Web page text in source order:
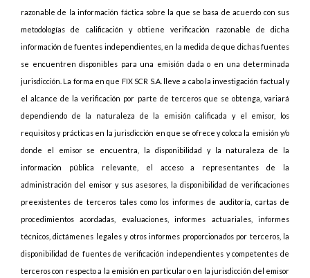
razonable de la información fáctica sobre la que se basa de acuerdo con sus
metodologías de calificación y obtiene verificación razonable de dicha
información de fuentes independientes, en la medida de que dichas fuentes
se encuentren disponibles para una emisión dada o en una determinada
jurisdicción. La forma en que FIX SCR S.A. lleve a cabo la investigación factual y
el alcance de la verificación por parte de terceros que se obtenga, variará
dependiendo de la naturaleza de la emisión calificada y el emisor, los
requisitos y prácticas en la jurisdicción en que se ofrece y coloca la emisión y/o
donde el emisor se encuentra, la disponibilidad y la naturaleza de la
información pública relevante, el acceso a representantes de la
administración del emisor y sus asesores, la disponibilidad de verificaciones
preexistentes de terceros tales como los informes de auditoría, cartas de
procedimientos acordadas, evaluaciones, informes actuariales, informes
técnicos, dictámenes legales y otros informes proporcionados por terceros, la
disponibilidad de fuentes de verificación independientes y competentes de
terceros con respecto a la emisión en particular o en la jurisdicción del emisor